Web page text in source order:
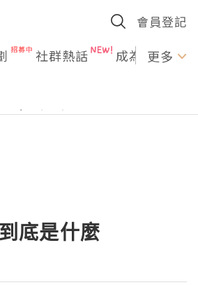
會員登記
社群熱話 成為U更多
底是什麼